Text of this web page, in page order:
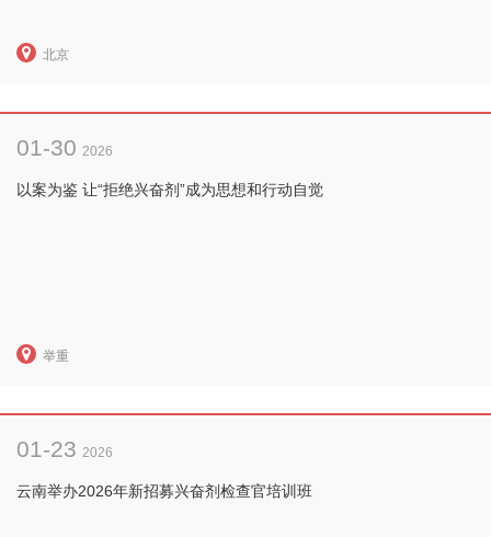
北京
01-30 2026
以案为鉴 让“拒绝兴奋剂”成为思想和行动自觉
举重
01-23 2026
云南举办2026年新招募兴奋剂检查官培训班